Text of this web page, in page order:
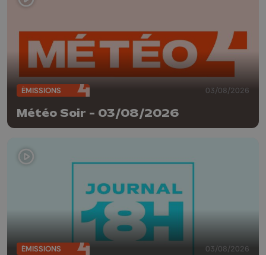
ÉMISSIONS 03/08/2026
Météo Soir - 03/08/2026
ÉMISSIONS 03/08/2026